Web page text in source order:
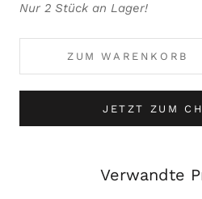
Nur 2 Stück an Lager!
ZUM WARENKORB
JETZT ZUM
Verwandte